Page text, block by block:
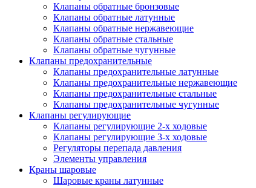
Клапаны обратные бронзовые
Клапаны обратные латунные
Клапаны обратные нержавеющие
Клапаны обратные стальные
Клапаны обратные чугунные
Клапаны предохранительные
Клапаны предохранительные латунные
Клапаны предохранительные нержавеющие
Клапаны предохранительные стальные
Клапаны предохранительные чугунные
Клапаны регулирующие
Клапаны регулирующие 2-х ходовые
Клапаны регулирующие 3-х ходовые
Регуляторы перепада давления
Элементы управления
Краны шаровые
Шаровые краны латунные